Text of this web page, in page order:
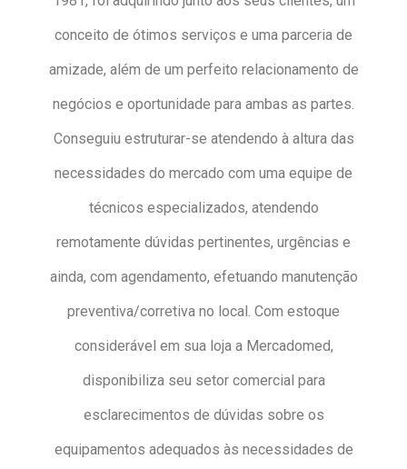
conceito de ótimos serviços e uma parceria de
amizade, além de um perfeito relacionamento de
negócios e oportunidade para ambas as partes.
Conseguiu estruturar-se atendendo à altura das
necessidades do mercado com uma equipe de
técnicos especializados, atendendo
remotamente dúvidas pertinentes, urgências e
ainda, com agendamento, efetuando manutenção
preventiva/corretiva no local. Com estoque
considerável em sua loja a Mercadomed,
disponibiliza seu setor comercial para
esclarecimentos de dúvidas sobre os
equipamentos adequados às necessidades de